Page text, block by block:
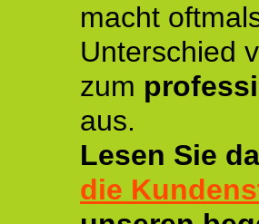
macht
Unterschied
zum
aus.
Lesen Sie
die